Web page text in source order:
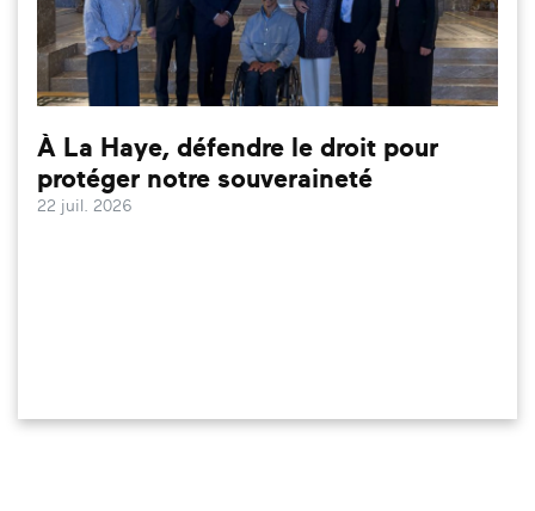
À La Haye, défendre le droit pour
protéger notre souveraineté
22 juil. 2026